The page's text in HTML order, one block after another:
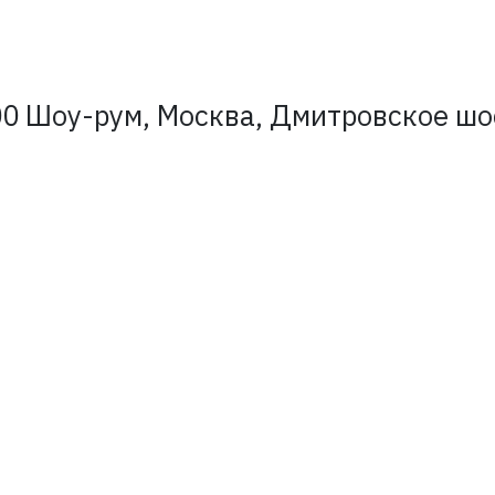
Шоу-рум, Москва, Дмитровское